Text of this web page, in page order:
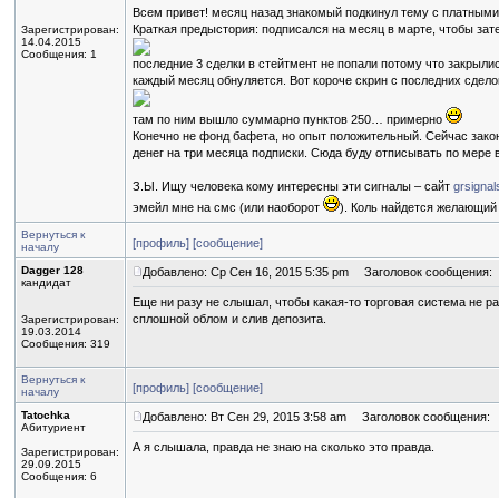
Зарегистрирован:
14.04.2015
Сообщения: 1
Всем привет! месяц назад знакомый подкинул тему с
Краткая предыстория: подписался на месяц в марте, чтобы
последние 3 сделки в стейтмент не попали потому что
каждый месяц обнуляется. Вот короче скрин с последних
там по ним вышло суммарно пунктов 250… примерно
Конечно не фонд бафета, но опыт положительный. Сейчас
денег на три месяца подписки. Сюда буду отписывать по мере
З.Ы. Ищу человека кому интересны эти сигналы – сайт
эмейл мне на смс (или наоборот
). Коль найдется
Вернуться к
началу
[профиль] [сообщение]
Dagger 128
кандидат
Зарегистрирован:
19.03.2014
Сообщения: 319
Добавлено: Ср Сен 16, 2015 5:35 pm Заголовок сообщения:
Еще ни разу не слышал, чтобы какая-то торговая система не
сплошной облом и слив депозита.
Вернуться к
началу
[профиль] [сообщение]
Tatochka
Абитуриент
Зарегистрирован:
29.09.2015
Сообщения: 6
Добавлено: Вт Сен 29, 2015 3:58 am Заголовок сообщения:
А я слышала, правда не знаю на сколько это правда.